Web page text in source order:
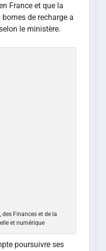
France et que la
de recharge a
le ministère.
des Finances et de la
et numérique
poursuivre ses